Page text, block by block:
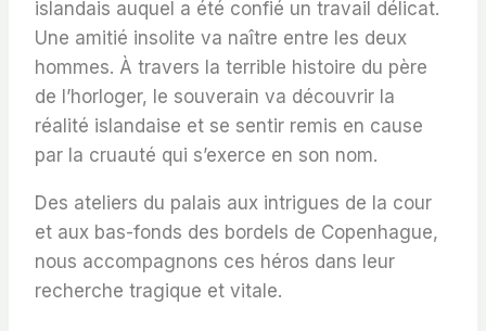
islandais auquel a été confié un travail délicat.
Une amitié insolite va naître entre les deux
hommes. À travers la terrible histoire du père
de l’horloger, le souverain va découvrir la
réalité islandaise et se sentir remis en cause
par la cruauté qui s’exerce en son nom.
Des ateliers du palais aux intrigues de la cour
et aux bas-fonds des bordels de Copenhague,
nous accompagnons ces héros dans leur
recherche tragique et vitale.